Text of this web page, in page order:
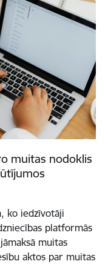
muitas nodoklis
ko iedzīvotāji
platformās
muitas
aktos par muitas